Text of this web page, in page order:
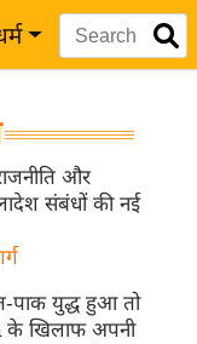
और
संबंधों की नई
पाक युद्ध हुआ तो
के खिलाफ अपनी